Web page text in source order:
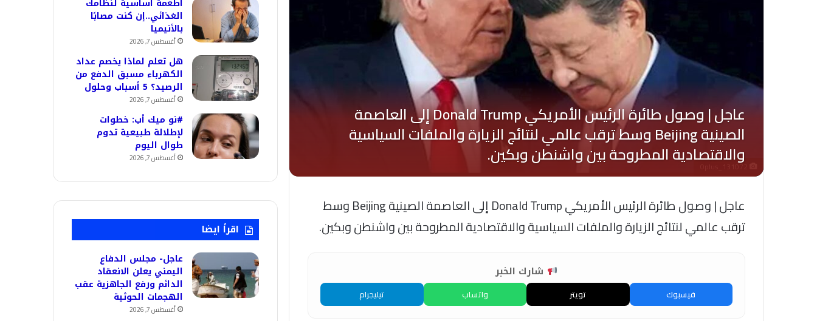
عاجل | وصول طائرة الرئيس الأمريكي Donald Trump إلى العاصمة الصينية Beijing وسط
ترقب عالمي لنتائج الزيارة والملفات السياسية والاقتصادية المطروحة بين واشنطن وبكين.
شارك الخبر
فيسبوك تويتر واتساب تيليجرام
أطعمة أساسية لنظامك
الغذائي..إن كنت مصابًا
بالأنيميا
أغسطس 7, 2026
هل تعلم لماذا يخصم عداد
الكهرباء مسبق الدفع من
الرصيد؟ 5 أسباب وحلول
أغسطس 7, 2026
#نو ميك أب: خطوات
لإطلالة طبيعية تدوم
طوال اليوم
أغسطس 7, 2026
اقرأ ايضا
عاجل- مجلس الدفاع
اليمني يعلن الانعقاد
الدائم ورفع الجاهزية عقب
الهجمات الحوثية
أغسطس 7, 2026